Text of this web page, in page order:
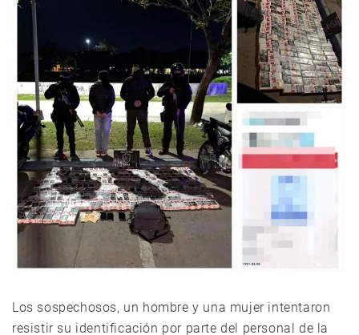
Los sospechosos, un hombre y una mujer intentaron
resistir su identificación por parte del personal de la